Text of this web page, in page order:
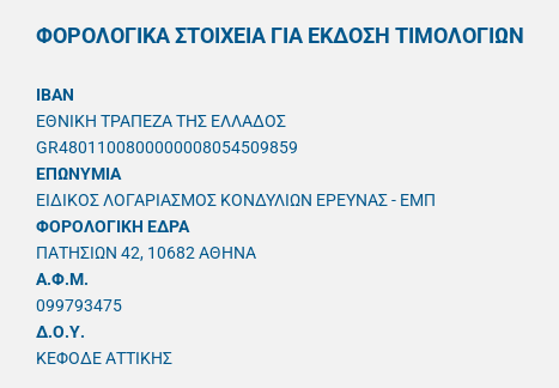
ΦΟΡΟΛΟΓΙΚΑ ΣΤΟΙΧΕΙΑ ΓΙΑ ΕΚΔΟΣΗ ΤΙΜΟΛΟΓΙΩΝ
IBAN
ΕΘΝΙΚΗ ΤΡΑΠΕΖΑ ΤΗΣ ΕΛΛΑΔΟΣ
GR4801100800000008054509859
ΕΠΩΝΥΜΙΑ
ΕΙΔΙΚΟΣ ΛΟΓΑΡΙΑΣΜΟΣ ΚΟΝΔΥΛΙΩΝ ΕΡΕΥΝΑΣ - ΕΜΠ
ΦΟΡΟΛΟΓΙΚΗ ΕΔΡΑ
ΠΑΤΗΣΙΩΝ 42, 10682 ΑΘΗΝΑ
A.Φ.Μ.
099793475
Δ.Ο.Υ.
ΚΕΦΟΔΕ ΑΤΤΙΚΗΣ